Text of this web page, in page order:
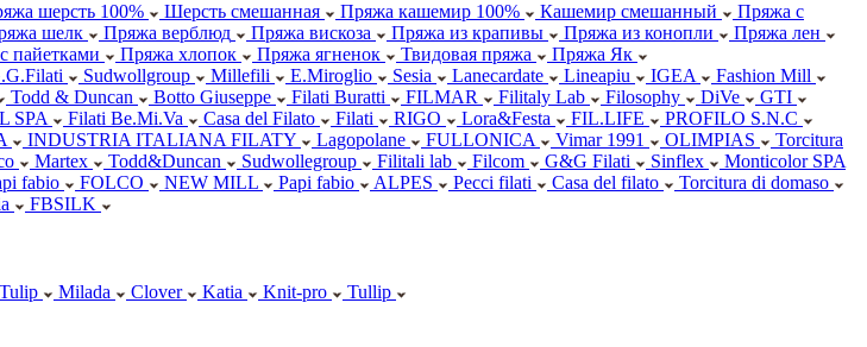
шерсть 100% Шерсть смешанная Пряжа кашемир 100% Кашемир смешанный
Пряжа с
шелк Пряжа верблюд Пряжа вискоза Пряжа из крапивы Пряжа из конопли
Пряжа лен
пайетками Пряжа хлопок Пряжа ягненок Твидовая пряжа
Пряжа Як
Sudwollgroup Millefili E.Miroglio Sesia Lanecardate Lineapiu IGEA
Fashion Mill
Todd & Duncan Botto Giuseppe Filati Buratti FILMAR Filitaly Lab Filosophy DiVe
GTI
SPA Filati Be.Mi.Va Casa del Filato Filati RIGO Lora&Festa FIL.LIFE
PROFILO S.N.C
INDUSTRIA ITALIANA FILATY Lagopolane FULLONICA Vimar 1991 OLIMPIAS
Torcitura
Martex Todd&Duncan Sudwollegroup Filitali lab Filcom G&G Filati Sinflex
Monticolor SPA
fabio FOLCO NEW MILL Papi fabio ALPES Pecci filati Casa del filato
Torcitura di domaso
FBSILK
Tulip Milada Clover Katia Knit-pro
Tullip